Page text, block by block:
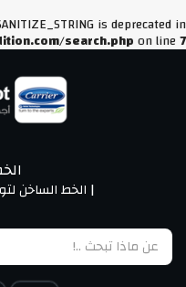
is deprecated in
search.phpon line7
| الخط الساخن لتوكيل